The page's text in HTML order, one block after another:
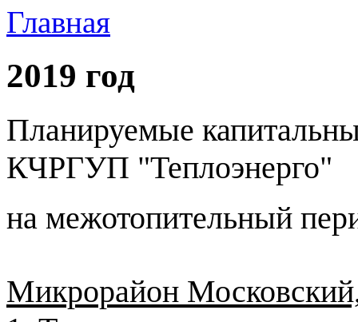
Главная
2019 год
Планируемые
КЧРГУП "Теплоэнерго"
на межотопительный
Микрорайон